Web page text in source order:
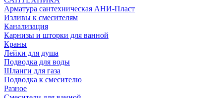
Арматура сантехническая АНИ-Пласт
Изливы к смесителям
Канализация
Карнизы и шторки для ванной
Краны
Лейки для душа
Подводка для воды
Шланги для газа
Подводка к смесителю
Разное